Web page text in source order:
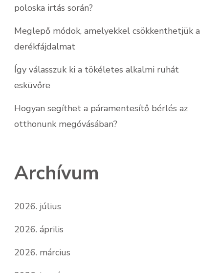
poloska irtás során?
Meglepő módok, amelyekkel csökkenthetjük a
derékfájdalmat
Így válasszuk ki a tökéletes alkalmi ruhát
esküvőre
Hogyan segíthet a páramentesítő bérlés az
otthonunk megóvásában?
Archívum
2026. július
2026. április
2026. március